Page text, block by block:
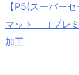
【P5(スーパ
マット （プレ
加工